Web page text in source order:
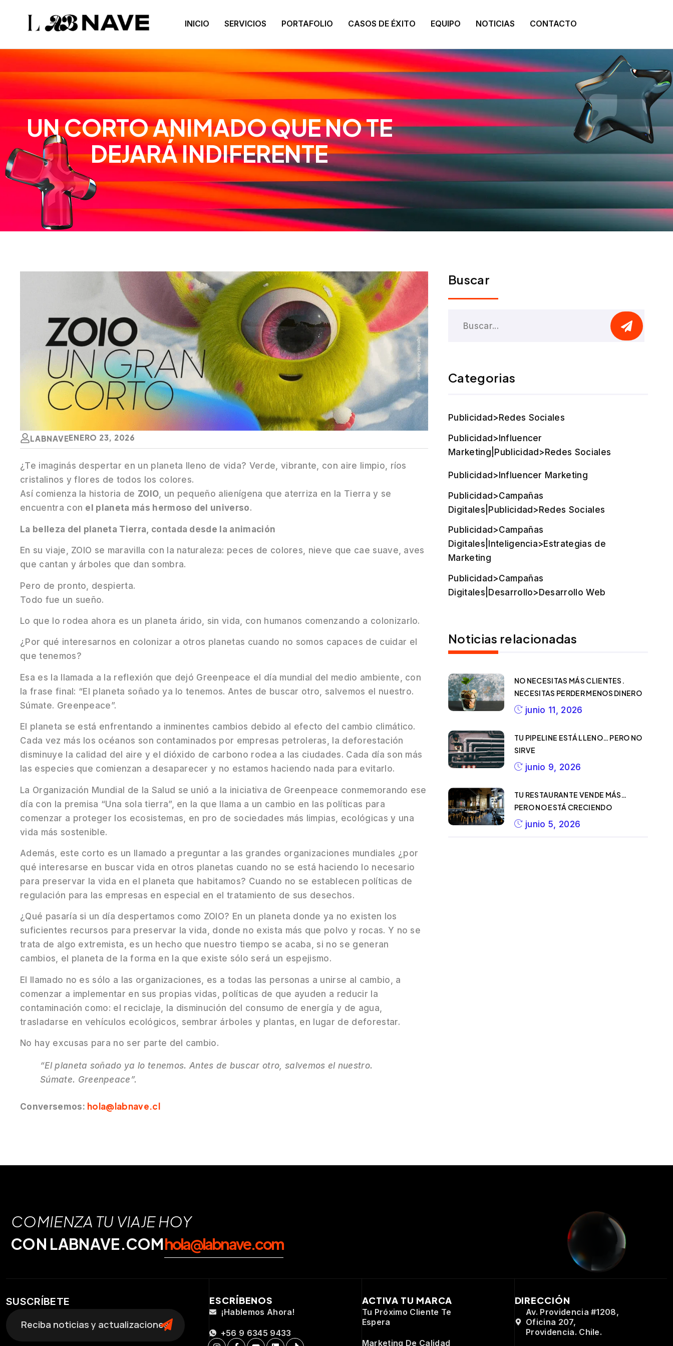
INICIO SERVICIOS PORTAFOLIO CASOS DE ÉXITO EQUIPO NOTICIAS CONTACTO
UN CORTO ANIMADO QUE NO TE
DEJARÁ INDIFERENTE
LABNAVEENERO 23, 2026
¿Te imaginás despertar en un planeta lleno de vida? Verde, vibrante, con aire limpio, ríos
cristalinos y flores de todos los colores.
Así comienza la historia de ZOIO, un pequeño alienígena que aterriza en la Tierra y se
encuentra con el planeta más hermoso del universo.
La belleza del planeta Tierra, contada desde la animación
En su viaje, ZOIO se maravilla con la naturaleza: peces de colores, nieve que cae suave, aves
que cantan y árboles que dan sombra.
Pero de pronto, despierta.
Todo fue un sueño.
Lo que lo rodea ahora es un planeta árido, sin vida, con humanos comenzando a colonizarlo.
¿Por qué interesarnos en colonizar a otros planetas cuando no somos capaces de cuidar el
que tenemos?
Esa es la llamada a la reflexión que dejó Greenpeace el día mundial del medio ambiente, con
la frase final: “El planeta soñado ya lo tenemos. Antes de buscar otro, salvemos el nuestro.
Súmate. Greenpeace”.
El planeta se está enfrentando a inminentes cambios debido al efecto del cambio climático.
Cada vez más los océanos son contaminados por empresas petroleras, la deforestación
disminuye la calidad del aire y el dióxido de carbono rodea a las ciudades. Cada día son más
las especies que comienzan a desaparecer y no estamos haciendo nada para evitarlo.
La Organización Mundial de la Salud se unió a la iniciativa de Greenpeace conmemorando ese
día con la premisa “Una sola tierra”, en la que llama a un cambio en las políticas para
comenzar a proteger los ecosistemas, en pro de sociedades más limpias, ecológicas y una
vida más sostenible.
Además, este corto es un llamado a preguntar a las grandes organizaciones mundiales ¿por
qué interesarse en buscar vida en otros planetas cuando no se está haciendo lo necesario
para preservar la vida en el planeta que habitamos? Cuando no se establecen políticas de
regulación para las empresas en especial en el tratamiento de sus desechos.
¿Qué pasaría si un día despertamos como ZOIO? En un planeta donde ya no existen los
suficientes recursos para preservar la vida, donde no exista más que polvo y rocas. Y no se
trata de algo extremista, es un hecho que nuestro tiempo se acaba, si no se generan
cambios, el planeta de la forma en la que existe sólo será un espejismo.
El llamado no es sólo a las organizaciones, es a todas las personas a unirse al cambio, a
comenzar a implementar en sus propias vidas, políticas de que ayuden a reducir la
contaminación como: el reciclaje, la disminución del consumo de energía y de agua,
trasladarse en vehículos ecológicos, sembrar árboles y plantas, en lugar de deforestar.
No hay excusas para no ser parte del cambio.
“El planeta soñado ya lo tenemos. Antes de buscar otro, salvemos el nuestro.
Súmate. Greenpeace”.
Conversemos: hola@labnave.cl
Buscar
Categorias
Publicidad>Redes Sociales
Publicidad>Influencer
Marketing|Publicidad>Redes Sociales
Publicidad>Influencer Marketing
Publicidad>Campañas
Digitales|Publicidad>Redes Sociales
Publicidad>Campañas
Digitales|Inteligencia>Estrategias de
Marketing
Publicidad>Campañas
Digitales|Desarrollo>Desarrollo Web
Noticias relacionadas
NO NECESITAS MÁS CLIENTES.
NECESITAS PERDER MENOS DINERO
junio 11, 2026
TU PIPELINE ESTÁ LLENO… PERO NO
SIRVE
junio 9, 2026
TU RESTAURANTE VENDE MÁS…
PERO NO ESTÁ CRECIENDO
junio 5, 2026
COMIENZA TU VIAJE HOY
CON LABNAVE.COMhola@labnave.com
SUSCRÍBETE ESCRÍBENOS
¡Hablemos Ahora!
+56 9 6345 9433
ACTIVA TU MARCA
Tu Próximo Cliente Te
Espera
Marketing De Calidad
DIRECCIÓN
Av. Providencia #1208,
Oficina 207,
Providencia. Chile.